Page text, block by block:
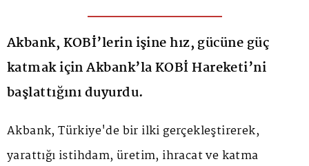
Akbank, KOBİ’lerin işine hız, gücüne güç
katmak için Akbank’la KOBİ Hareketi’ni
başlattığını duyurdu.
Akbank, Türkiye'de bir ilki gerçekleştirerek,
yarattığı istihdam, üretim, ihracat ve katma